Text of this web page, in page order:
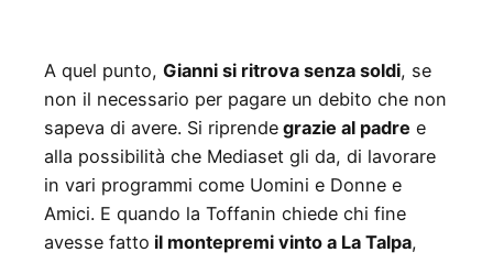
A quel punto, Gianni si ritrova senza soldi, se
non il necessario per pagare un debito che non
sapeva di avere. Si riprende grazie al padre e
alla possibilità che Mediaset gli da, di lavorare
in vari programmi come Uomini e Donne e
Amici. E quando la Toffanin chiede chi fine
avesse fatto il montepremi vinto a La Talpa,